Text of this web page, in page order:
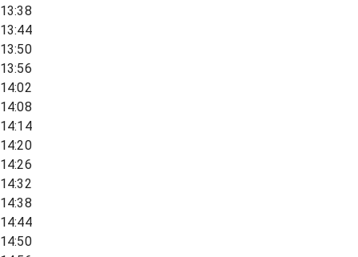
13:38
13:44
13:50
13:56
14:02
14:08
14:14
14:20
14:26
14:32
14:38
14:44
14:50